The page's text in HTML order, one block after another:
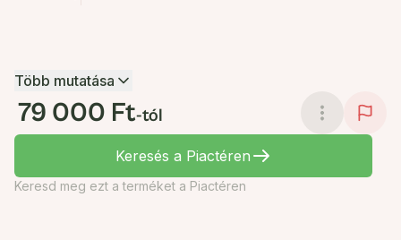
Több mutatása
79 000 Ft-tól
Keresés a Piactéren
Keresd meg ezt a terméket a Piactéren